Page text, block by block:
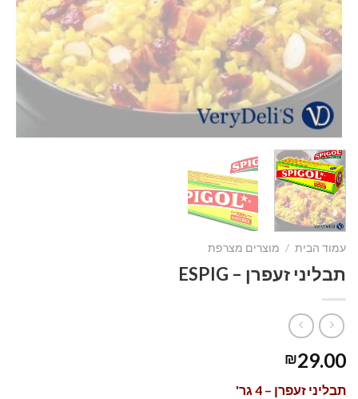
עמוד הבית / מוצרים מצרפת
תבליני זעפרן – ESPIG
₪29.00
תבליני זעפרן – 4 גר'